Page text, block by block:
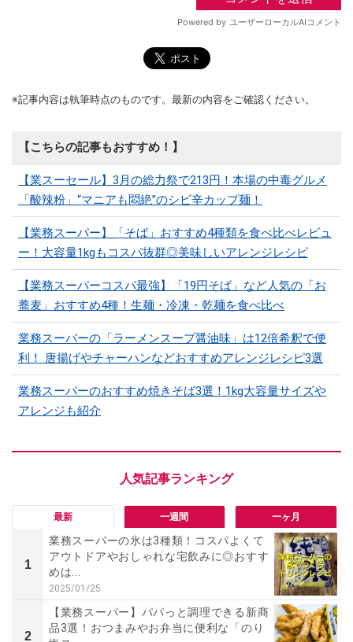
※記事内容は執筆時点のものです。最新の内容をご確認ください。
【こちらの記事もおすすめ！】
【業スーセール】3月の総力祭で213円！本場の中毒グルメ
「酸辣粉」“マニアも悶絶”のシビ辛カップ麺！
【業務スーパー】「そば」おすすめ4種類を食べ比べレビュ
ー！大容量1kgもコスパ抜群◎美味しいアレンジレシピ
【業務スーパーコスパ最強】「19円そば」など人気の「お
蕎麦」おすすめ4種！生麺・冷凍・乾麺を食べ比べ
業務スーパーの「ラーメンスープ醤油味」は12倍希釈で便
利！ 唐揚げやチャーハンなどおすすめアレンジレシピ3選
業務スーパーのおすすめ焼きそば3選！1kg大容量サイズや
アレンジも紹介
最新 一週間 一ヶ月
1
業務スーパーの氷は3種類！コスパよくて
アウトドアやおしゃれな宅飲みに◎おすす
めは...
2025/01/25
2
【業務スーパー】パパっと調理できる新商
品3選！おつまみやお弁当に便利な「のり